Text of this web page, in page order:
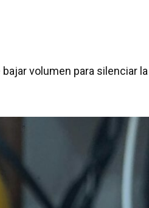
volumen para silenciar